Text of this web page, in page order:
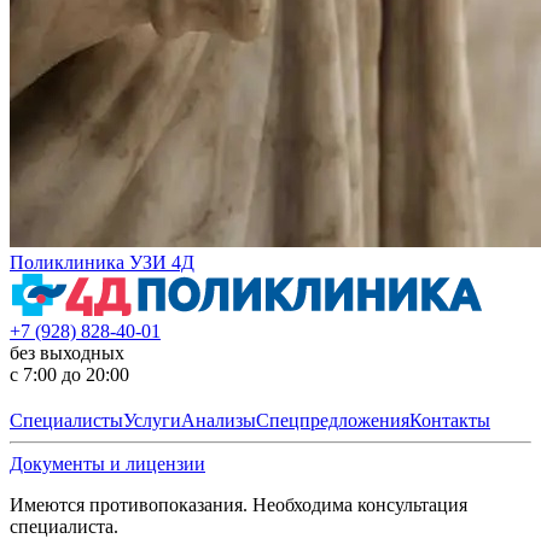
Поликлиника УЗИ 4Д
+7 (928) 828-40-01
без выходных
с 7:00 до 20:00
СпециалистыУслугиАнализыСпецпредложенияКонтакты
Документы и лицензии
Имеются противопоказания. Необходима консультация
специалиста.